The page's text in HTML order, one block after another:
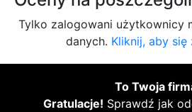
Tylko zalogowani użytkownicy
danych. Kliknij, aby się
To Twoja
Gratulacje! Sprawdź jak